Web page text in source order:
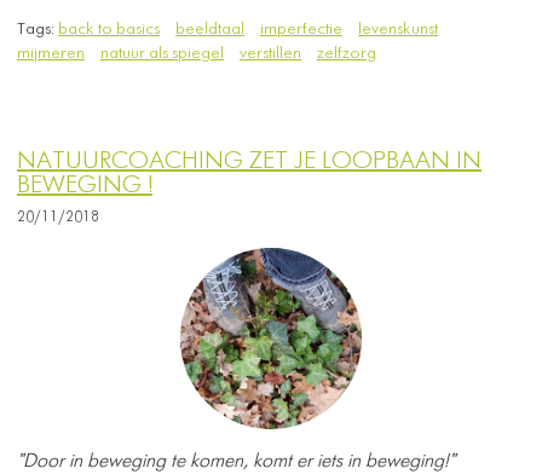
Tags: back to basics beeldtaal imperfectie
levenskunst
mijmeren
natuur als spiegel verstillen zelfzorg
NATUURCOACHING ZET JE LOOPBAAN IN
BEWEGING !
20/11/2018
"Door in beweging te komen, komt er iets in beweging!"